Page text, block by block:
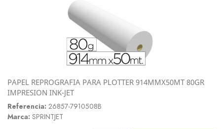
PAPEL REPROGRAFIA PARA PLOTTER 914MMX50MT 80GR
IMPRESION INK-JET
Referencia: 26857-7910508B
Marca: SPRINTJET